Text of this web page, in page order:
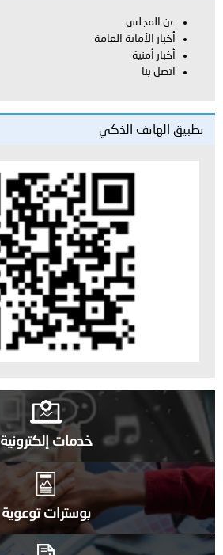
عن المجلس
أخبار الأمانة العامة
أخبار أمنية
اتصل بنا
تطبيق الهاتف الذكي
خدمات إلكترونية
بوسترات توعوية